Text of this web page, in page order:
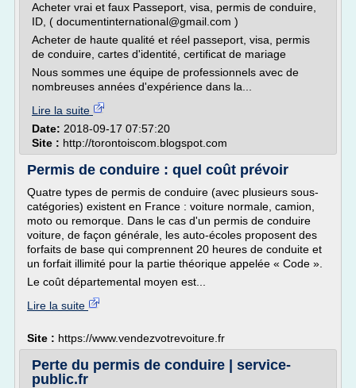
Acheter vrai et faux Passeport, visa, permis de conduire,
ID, ( documentinternational@gmail.com )
Acheter de haute qualité et réel passeport, visa, permis
de conduire, cartes d'identité, certificat de mariage
Nous sommes une équipe de professionnels avec de
nombreuses années d'expérience dans la...
Lire la suite
Date: 2018-09-17 07:57:20
Site : http://torontoiscom.blogspot.com
Permis de conduire : quel coût prévoir
Quatre types de permis de conduire (avec plusieurs sous-
catégories) existent en France : voiture normale, camion,
moto ou remorque. Dans le cas d'un permis de conduire
voiture, de façon générale, les auto-écoles proposent des
forfaits de base qui comprennent 20 heures de conduite et
un forfait illimité pour la partie théorique appelée « Code ».
Le coût départemental moyen est...
Lire la suite
Site : https://www.vendezvotrevoiture.fr
Perte du permis de conduire | service-
public.fr